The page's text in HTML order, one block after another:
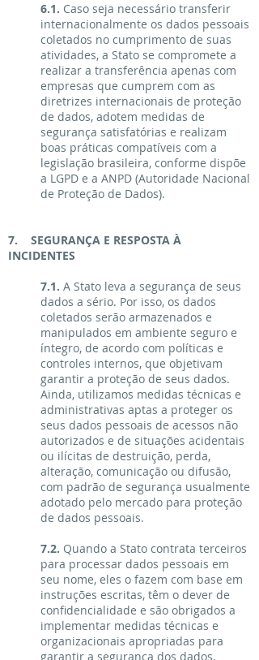
6.1. Caso seja necessário transferir
internacionalmente os dados pessoais
coletados no cumprimento de suas
atividades, a Stato se compromete a
realizar a transferência apenas com
empresas que cumprem com as
diretrizes internacionais de proteção
de dados, adotem medidas de
segurança satisfatórias e realizam
boas práticas compatíveis com a
legislação brasileira, conforme dispõe
a LGPD e a ANPD (Autoridade Nacional
de Proteção de Dados).
7. SEGURANÇA E RESPOSTA À
INCIDENTES
7.1. A Stato leva a segurança de seus
dados a sério. Por isso, os dados
coletados serão armazenados e
manipulados em ambiente seguro e
íntegro, de acordo com políticas e
controles internos, que objetivam
garantir a proteção de seus dados.
Ainda, utilizamos medidas técnicas e
administrativas aptas a proteger os
seus dados pessoais de acessos não
autorizados e de situações acidentais
ou ilícitas de destruição, perda,
alteração, comunicação ou difusão,
com padrão de segurança usualmente
adotado pelo mercado para proteção
de dados pessoais.
7.2. Quando a Stato contrata terceiros
para processar dados pessoais em
seu nome, eles o fazem com base em
instruções escritas, têm o dever de
confidencialidade e são obrigados a
implementar medidas técnicas e
organizacionais apropriadas para
garantir a segurança dos dados.